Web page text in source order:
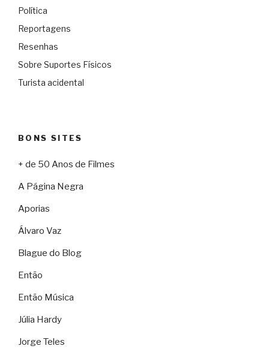
Política
Reportagens
Resenhas
Sobre Suportes Físicos
Turista acidental
BONS SITES
+ de 50 Anos de Filmes
A Página Negra
Aporias
Álvaro Vaz
Blague do Blog
Então
Então Música
Júlia Hardy
Jorge Teles